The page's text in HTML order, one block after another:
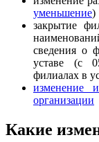
уменьшение)
закрытие
сведения о
уставе (с
филиалах в
изменение
организации
Какие